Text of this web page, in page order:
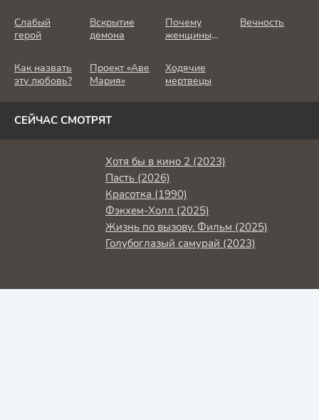
Слабый
герой
Вскрытие
демона
Почему
женщины
Вечность
Как назвать
эту любовь?
Проект «Аве
Мария»
Ходячие
мертвецы
СЕЙЧАС СМОТРЯТ
Хотя бы в кино 2 (2023)
Пасть (2026)
Красотка (1990)
Фэкхем-Холл (2025)
Жизнь по вызову. Фильм (2025)
Голубоглазый самурай (2023)